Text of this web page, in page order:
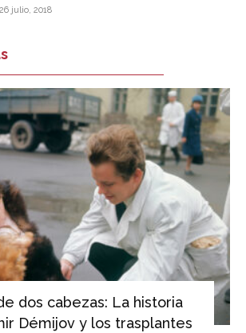
26 julio, 2018
dos cabezas: La historia
Démijov y los trasplantes